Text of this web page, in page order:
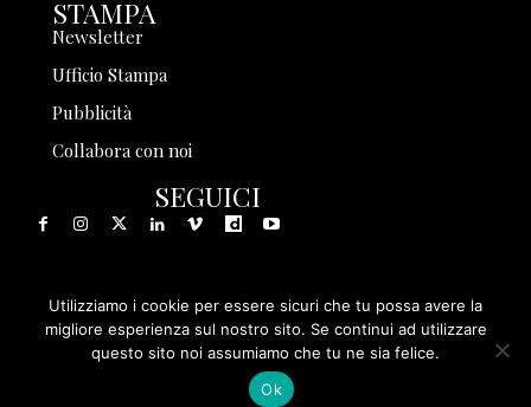
STAMPA
Newsletter
Ufficio Stampa
Pubblicità
Collabora con noi
SEGUICI
© 1999 - 2025 Storia in Rete Srl - Tutti i diritti riservati - P.
IVA 08570971005
Utilizziamo i cookie per essere sicuri che tu possa avere la
migliore esperienza sul nostro sito. Se continui ad utilizzare
questo sito noi assumiamo che tu ne sia felice.
Ok